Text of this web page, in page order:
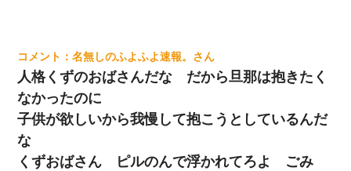
名無しのふよふよ速報。
人格くずのおばさんだな だから旦那は抱きたく
なかったのに
子供が欲しいから我慢して抱こうとしているんだ
な
くずおばさん ピルのんで浮かれてろよ ごみ